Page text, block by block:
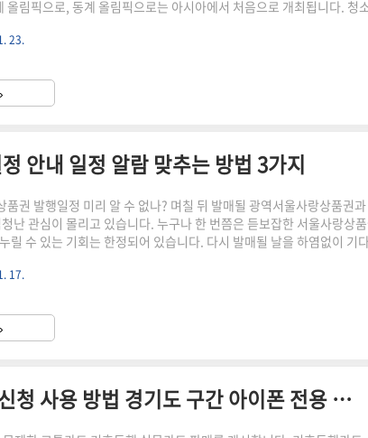
올림픽으로, 동계 올림픽으로는 아시아에서 처음으로 개최됩니다. 청
트 2024강원인스타그램 그 전에 올림픽을 즐기는 해외 청소년 선수단들
금 민망한 감이 있습니다. 2010년에 시작되었거든요. 청 소년 올림픽
게가 2001년에 구상을 했고, 2007년 7월..
23.
안내 일정 알람 맞추는 방법 3가지
권 발행일정 미리 알 수 없나? 며칠 뒤 발매될 광역서울사랑상품권과
난 관심이 몰리고 있습니다. 누구나 한 번쯤은 듣보잡한 서울사랑상
릴 수 있는 기회는 한정되어 있습니다. 다시 발매될 날을 하염없이 기
2024 서울사랑상품권, 지자체별 사랑상품권, E 서울사랑상품권 사이트
점이 2월 1일부터 적용된다고 하니 구매전 필히 숙독해주세요. 가맹점
페이 앱 다운로드 e서울사랑상품권 구매하기 서울페이..
17.
무제한 교통카드 기후동행카드 신청 사용 방법 경기도 구간 아이폰 전용 앱 실물카드